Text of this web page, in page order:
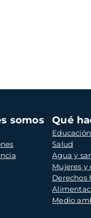
somos Qué
Educación
Salud
Agua y
Mujeres y
Derechos
Medio